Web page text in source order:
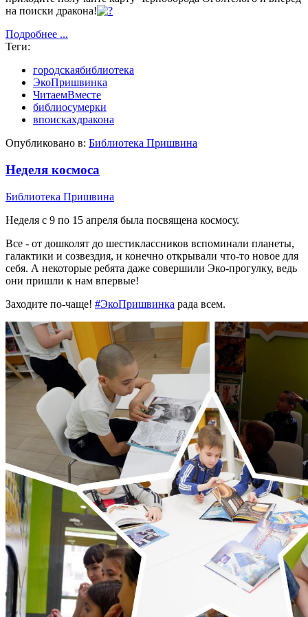
на поиски дракона!
Подробнее ...
Теги:
городскаябиблиотека
ЭкоПришвинка
ЧитаемВместе
библиосумерки
впоискахдракона
Опубликовано в: Библиотека Пришвина
Неделя космоса
Библиотека Пришвина
Неделя с 9 по 15 апреля была посвящена космосу.
Все - от дошколят до шестиклассников вспоминали планеты,
галактики и созвездия, и конечно открывали что-то новое для
себя. А некоторые ребята даже совершили Эко-прогулку, ведь
они пришли к нам впервые!
Заходите по-чаще! #ЭкоПришвинка рада всем.